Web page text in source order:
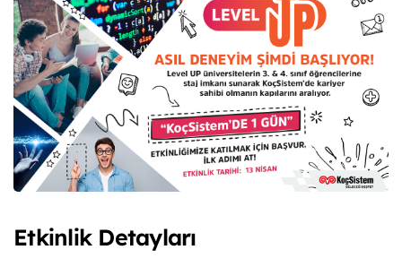
Etkinlik Detayları